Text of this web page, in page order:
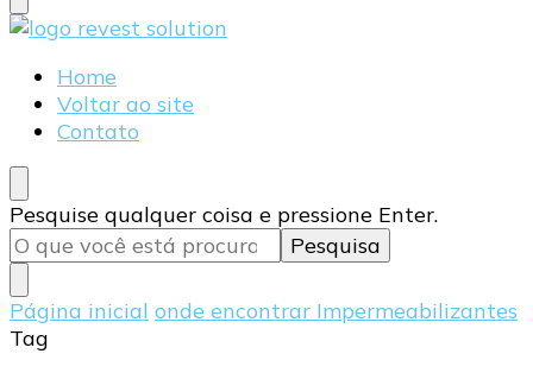
Blog Revest Solution
Home
Voltar ao site
Contato
Procurando
algo?
Pesquise qualquer coisa e pressione Enter.
Página inicial onde encontrar Impermeabilizantes
Tag